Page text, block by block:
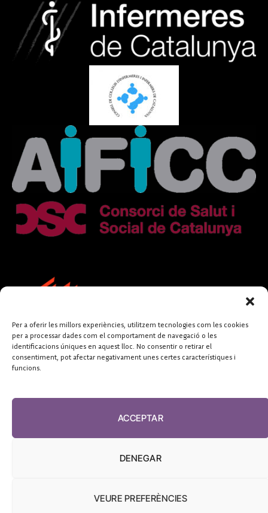
Per a oferir les millors experiències, utilitzem tecnologies com les cookies
per a processar dades com el comportament de navegació o les
identificacions úniques en aquest lloc. No consentir o retirar el
consentiment, pot afectar negativament unes certes característiques i
funcions.
ACCEPTAR
DENEGAR
VEURE PREFERÈNCIES
FUNDACIÓ